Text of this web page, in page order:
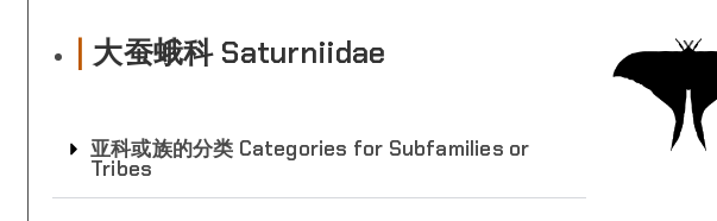
|大蚕蛾科 Saturniidae
亚科或族的分类 Categories for Subfamilies or
Tribes